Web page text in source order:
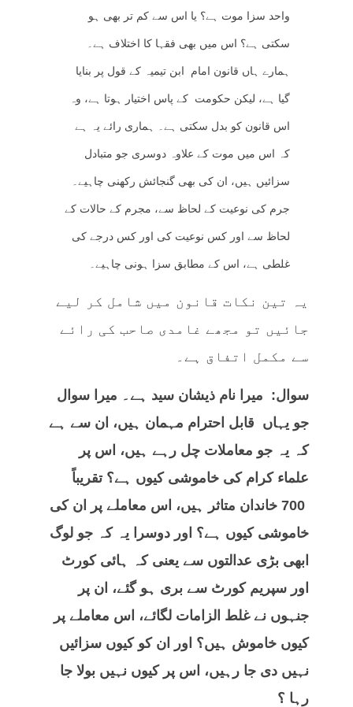
واحد سزا موت ہے؟ یا اس سے کم تر بھی ہو
سکتی ہے؟ اس میں بھی فقہا کا اختلاف ہے۔
ہمارے ہاں قانون امام ابن تیمیہ کے قول پر بنایا
گیا ہے، لیکن حکومت کے پاس اختیار ہوتا ہے، وہ
اس قانون کو بدل سکتی ہے۔ ہماری رائے یہ ہے
کہ اس میں موت کے علاوہ دوسری جو متبادل
سزائیں ہیں، ان کی بھی گنجائش رکھنی چاہیے۔
جرم کی نوعیت کے لحاظ سے، مجرم کے حالات کے
لحاظ سے اور کس نوعیت کی اور کس درجے کی
غلطی ہے، اس کے مطابق سزا ہونی چاہیے۔
یہ تین نکات قانون میں شامل کر لیے
جائیں تو مجھے غامدی صاحب کی رائے
سے مکمل اتفاق ہے۔
سوال: میرا نام ذیشان سید ہے۔ میرا سوال
جو یہاں قابل احترام مہمان ہیں، ان سے ہے
کہ یہ جو معاملات چل رہے ہیں، اس پر
علماء کرام کی خاموشی کیوں ہے؟ تقریباً‌
700 خاندان متاثر ہیں، اس معاملے پر ان کی
خاموشی کیوں ہے؟ اور دوسرا یہ کہ جو لوگ
ابھی بڑی عدالتوں سے یعنی کہ ہائی کورٹ
اور سپریم کورٹ سے بری ہو گئے، ان پر
جنہوں نے غلط الزامات لگائے، اس معاملے پر
کیوں خاموش ہیں؟ اور ان کو کیوں سزائیں
نہیں دی جا رہیں، اس پر کیوں نہیں بولا جا
رہا ؟